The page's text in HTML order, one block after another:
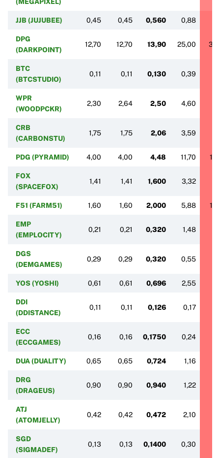
JJB (JUJUBEE) 0,45 0,45 0,560 0,88
DPG
(DARKPOINT)
12,70 12,70 13,90 25,00
BTC
(BTCSTUDIO)
0,11 0,11 0,130 0,39
WPR
(WOODPCKR)
2,30 2,64 2,50 4,60
CRB
(CARBONSTU)
1,75 1,75 2,06 3,59
PDG (PYRAMID) 4,00 4,00 4,48 11,70
FOX
(SPACEFOX)
1,41 1,41 1,600 3,32
F51 (FARM51) 1,60 1,60 2,000 5,88
EMP
(EMPLOCITY)
0,21 0,21 0,320 1,48
DGS
(DEMGAMES)
0,29 0,29 0,320 0,55
YOS (YOSHI) 0,61 0,61 0,696 2,55
DDI
(DDISTANCE)
0,11 0,11 0,126 0,17
ECC
(ECCGAMES)
0,16 0,16 0,1750 0,24
DUA (DUALITY) 0,65 0,65 0,724 1,16
DRG
(DRAGEUS)
0,90 0,90 0,940 1,22
ATJ
(ATOMJELLY)
0,42 0,42 0,472 2,10
SGD
(SIGMADEF)
0,13 0,13 0,1400 0,30